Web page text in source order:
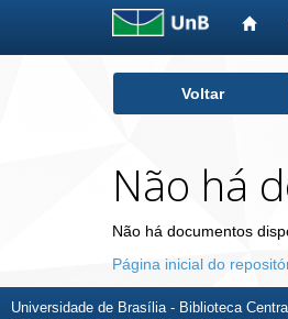
Voltar
Não há
Não há documentos
Página inicial do
Universidade de Brasília - Biblioteca